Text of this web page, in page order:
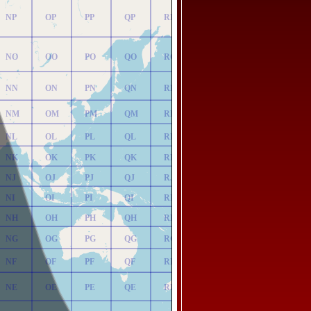
NE
NF
NG
NH
NI
NJ
NK
NL
NM
NN
NO
NP
OE
OF
OG
OH
OI
OJ
OK
OL
OM
ON
OO
OP
PE
PF
PG
PH
PI
PJ
PK
PL
PM
PN
PO
PP
QE
QF
QG
QH
QI
QJ
QK
QL
QM
QN
QO
QP
RE
RF
RG
RH
RI
RJ
RK
RL
RM
RN
RO
RP